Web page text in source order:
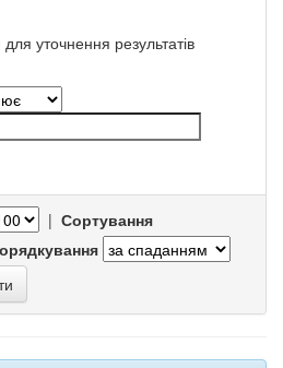
уточнення результатів
| Сортування